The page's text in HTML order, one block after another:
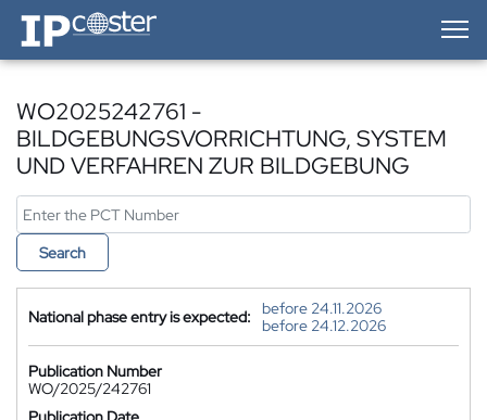
IP-Coster — Home
WO2025242761 -
BILDGEBUNGSVORRICHTUNG, SYSTEM
UND VERFAHREN ZUR BILDGEBUNG
Search
National phase entry is expected:
before 24.11.2026
before 24.12.2026
Publication Number
WO/2025/242761